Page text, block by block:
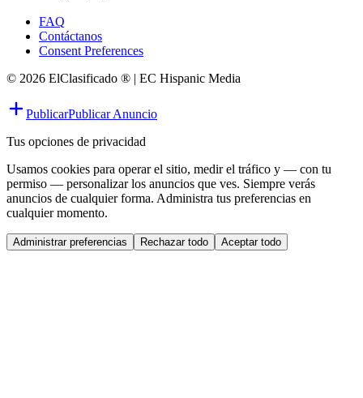
FAQ
Contáctanos
Consent Preferences
© 2026 ElClasificado ® | EC Hispanic Media
PublicarPublicar Anuncio
Tus opciones de privacidad
Usamos cookies para operar el sitio, medir el tráfico y — con tu
permiso — personalizar los anuncios que ves. Siempre verás
anuncios de cualquier forma. Administra tus preferencias en
cualquier momento.
Administrar preferencias Rechazar todo Aceptar todo